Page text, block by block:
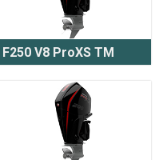
F250 V8 ProXS TM